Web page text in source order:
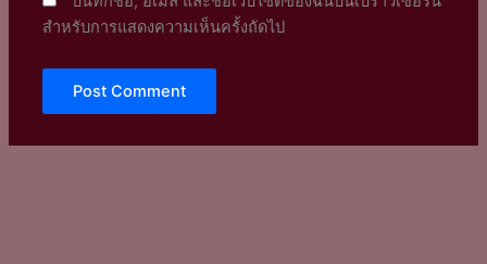
สำหรับการแสดงความเห็นครั้งถัดไป